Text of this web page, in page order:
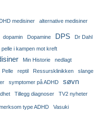
medisiner alternative medisiner
dopamin Dopamine DPS
Dr Dahl
pelle i kampen mot kreft
Min Historie
nedlagt
Pelle reptil Ressursklinikken
slange
symptomer på ADHD
søvn
Tillegg diagnoser TV2 nyheter
type ADHD
Vasuki